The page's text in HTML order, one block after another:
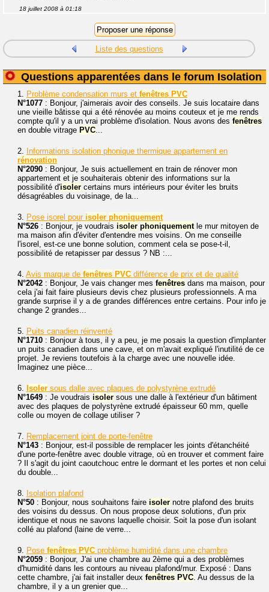
18 juillet 2008 à 01:18
Liste des questions
Questions apparentées dans le forum Isolation
1. Problème condensation murs et fenêtres PVC
N°1077 : Bonjour, j'aimerais avoir des conseils. Je suis locataire dans
une vieille bâtisse qui a été rénovée au moins couteux et je me rends
compte qu'il y a un vrai problème d'isolation. Nous avons des fenêtres
en double vitrage PVC...
2. Informations isolation phonique thermique appartement en
rénovation
N°2090 : Bonjour, Je suis actuellement en train de rénover mon
appartement et je souhaiterais obtenir des informations sur la
possibilité d'isoler certains murs intérieurs pour éviter les bruits
désagréables du voisinage, de la...
3. Pose isorel pour isoler phoniquement
N°526 : Bonjour, je voudrais isoler phoniquementle mur mitoyen de
ma maison afin d'éviter d'entendre mes voisins. On me conseille
l'isorel, est-ce une bonne solution, comment cela se pose-t-il,
possibilité de retapisser par dessus ? NB :...
4. Avis marque de fenêtres PVC différence de prix et de qualité
N°2042 : Bonjour, Je vais changer mes fenêtres dans ma maison, pour
cela j'ai fait faire plusieurs devis chez plusieurs professionnels. A ma
grande surprise il y a de grandes différences entre certains. Pour info je
change 2 grandes...
5. Puits canadien réinventé
N°1710 : Bonjour à tous, il y a peu, je me posais la question d'implanter
un puits canadien dans une cave, et on m'avait expliqué l'inutilité de ce
projet. Je reviens toutefois à la charge avec une nouvelle idée.
Imaginez une pièce...
6. Isoler sous dalle avec plaques de polystyrène extrudé
N°1649 : Je voudrais isoler sous une dalle à l'extérieur d'un bâtiment
avec des plaques de polystyrène extrudé épaisseur 60 mm, quelle
colle ou moyen de collage utiliser ?
7. Remplacement joint de porte-fenêtre
N°143 : Bonjour, est-il possible de remplacer les joints d'étanchéité
d'une porte-fenêtre avec double vitrage, où en trouver et comment faire
? Il s'agit du joint caoutchouc entre le dormant et les portes et non celui
du double...
8. Isolation plafond
N°50 : Bonjour, nous souhaitons faire isoler notre plafond des bruits
des voisins du dessus. On nous propose deux solutions, d'un prix
identique et nous ne savons laquelle choisir. Soit la pose d'un isolant
collé au plafond (laine de verre...
9. Pose fenêtres PVC problème humidité dans une chambre
N°2059 : Bonjour, J'ai une chambre au 2ème qui a des problèmes
d'humidité dans les contours au niveau plafond/mur. Exposé : Dans
cette chambre, j'ai fait installer deux fenêtres PVC. Au dessus de la
chambre, il y a un grenier que...